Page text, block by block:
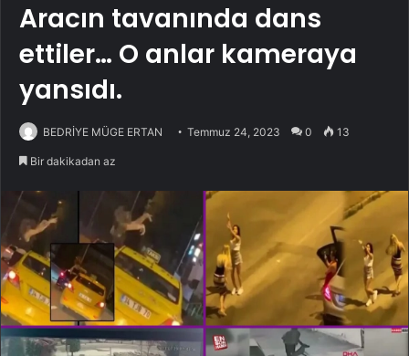
Aracın tavanında dans
ettiler… O anlar kameraya
yansıdı.
BEDRİYE MÜGE ERTAN Temmuz 24, 2023 0 13
Bir dakikadan az